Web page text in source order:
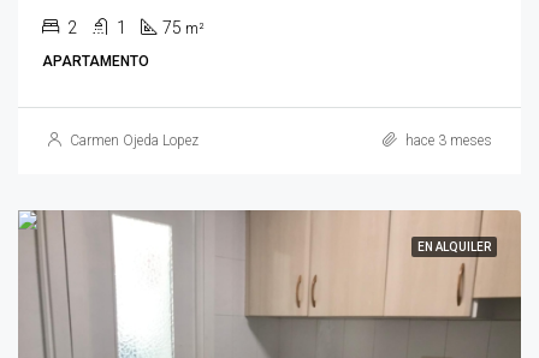
2 1 75 m²
APARTAMENTO
Carmen Ojeda Lopez hace 3 meses
EN ALQUILER